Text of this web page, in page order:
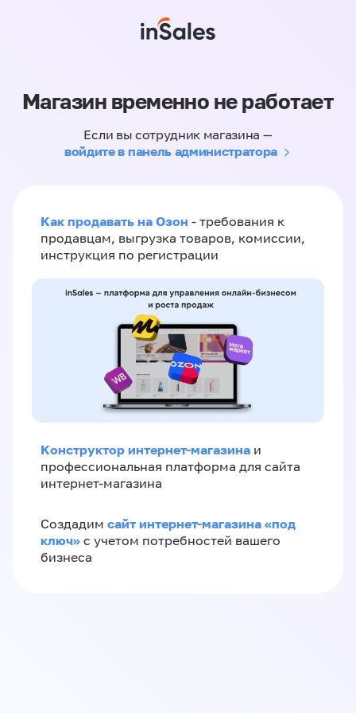
Магазин временно не работает
Если вы сотрудник магазина —
войдите в панель администратора
Как продавать на Озон - требования к
продавцам, выгрузка товаров, комиссии,
инструкция по регистрации
Конструктор интернет-магазина и
профессиональная платформа для сайта
интернет-магазина
Создадим сайт интернет-магазина «под
ключ» с учетом потребностей вашего
бизнеса